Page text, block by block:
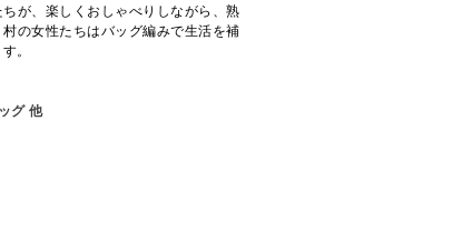
が、楽しくおしゃべりしながら、熟
の女性たちはバッグ編みで生活を補
。
グ 他